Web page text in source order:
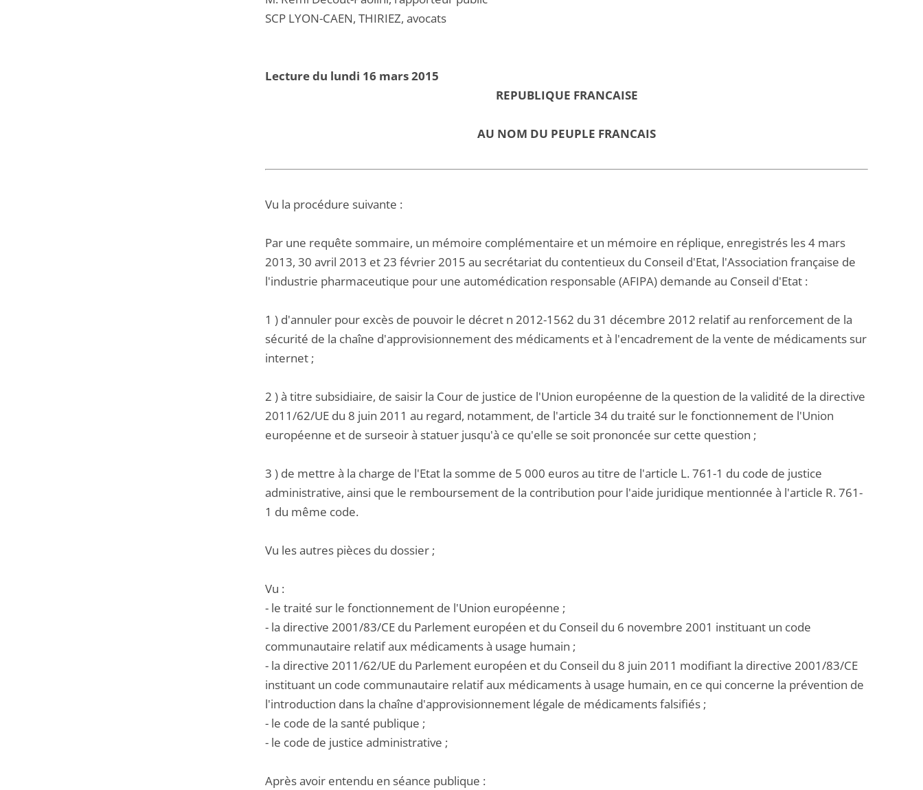
SCP LYON-CAEN, THIRIEZ, avocats
Lecture du lundi 16 mars 2015
REPUBLIQUE FRANCAISE
AU NOM DU PEUPLE FRANCAIS
Vu la procédure suivante :
Par une requête sommaire, un mémoire complémentaire et un mémoire en réplique, enregistrés les 4 mars
2013, 30 avril 2013 et 23 février 2015 au secrétariat du contentieux du Conseil d'Etat, l'Association française de
l'industrie pharmaceutique pour une automédication responsable (AFIPA) demande au Conseil d'Etat :
1 ) d'annuler pour excès de pouvoir le décret n 2012-1562 du 31 décembre 2012 relatif au renforcement de la
sécurité de la chaîne d'approvisionnement des médicaments et à l'encadrement de la vente de médicaments sur
internet ;
2 ) à titre subsidiaire, de saisir la Cour de justice de l'Union européenne de la question de la validité de la directive
2011/62/UE du 8 juin 2011 au regard, notamment, de l'article 34 du traité sur le fonctionnement de l'Union
européenne et de surseoir à statuer jusqu'à ce qu'elle se soit prononcée sur cette question ;
3 ) de mettre à la charge de l'Etat la somme de 5 000 euros au titre de l'article L. 761-1 du code de justice
administrative, ainsi que le remboursement de la contribution pour l'aide juridique mentionnée à l'article R. 761-
1 du même code.
Vu les autres pièces du dossier ;
Vu :
- le traité sur le fonctionnement de l'Union européenne ;
- la directive 2001/83/CE du Parlement européen et du Conseil du 6 novembre 2001 instituant un code
communautaire relatif aux médicaments à usage humain ;
- la directive 2011/62/UE du Parlement européen et du Conseil du 8 juin 2011 modifiant la directive 2001/83/CE
instituant un code communautaire relatif aux médicaments à usage humain, en ce qui concerne la prévention de
l'introduction dans la chaîne d'approvisionnement légale de médicaments falsifiés ;
- le code de la santé publique ;
- le code de justice administrative ;
Après avoir entendu en séance publique :